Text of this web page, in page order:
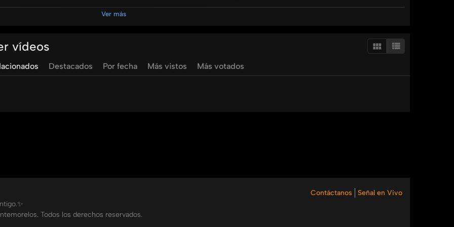
de montemorelos umedia umedia televisión ismael
Ver más
vídeos
Destacados Por fecha Más vistos Más votados
Contáctanos Señal en Vivo
Todos los derechos reservados.